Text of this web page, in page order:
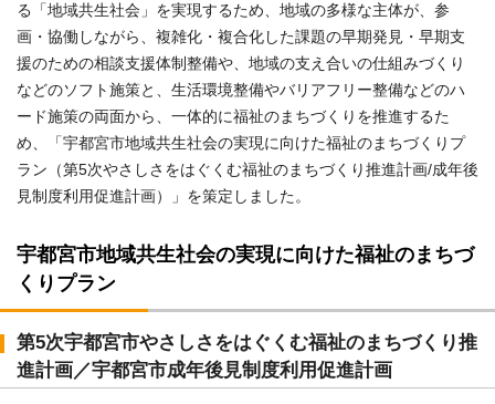
る「地域共生社会」を実現するため、地域の多様な主体が、参
画・協働しながら、複雑化・複合化した課題の早期発見・早期支
援のための相談支援体制整備や、地域の支え合いの仕組みづくり
などのソフト施策と、生活環境整備やバリアフリー整備などのハ
ード施策の両面から、一体的に福祉のまちづくりを推進するた
め、「宇都宮市地域共生社会の実現に向けた福祉のまちづくりプ
ラン（第5次やさしさをはぐくむ福祉のまちづくり推進計画/成年後
見制度利用促進計画）」を策定しました。
宇都宮市地域共生社会の実現に向けた福祉のまちづ
くりプラン
第5次宇都宮市やさしさをはぐくむ福祉のまちづくり推
進計画／宇都宮市成年後見制度利用促進計画